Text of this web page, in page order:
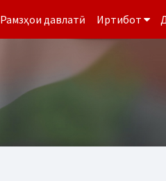
Рамзҳои давлатӣ Иртибот